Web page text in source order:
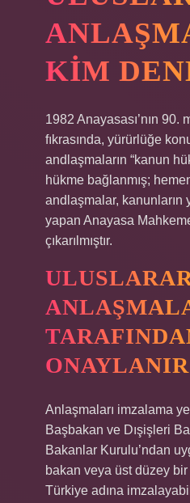
KIM
1982 Anayasası’nın 90.
fıkrasında, yürürlüğe
andlaşmaların “kanun
hükme bağlanmış;
andlaşmalar, kanunların
yapan Anayasa
çıkarılmıştır.
Anlaşmaları imzalama
Başbakan ve Dışişleri
Bakanlar Kurulu’ndan
bakan veya üst düzey
Türkiye adına